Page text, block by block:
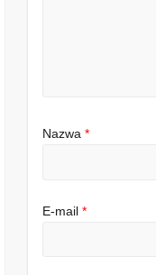
Nazwa*
E-mail*